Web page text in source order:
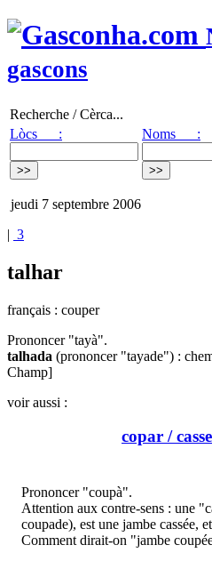
gascons
Recherche / Cèrca...
Lòcs :
Noms :
jeudi 7 septembre 2006
| 3
talhar
français : couper
Prononcer "tayà".
talhada (prononcer "tayade") :
Champ]
voir aussi :
copar /
Prononcer "coupà".
Attention aux contre-sens : une
coupade), est une jambe cassée,
Comment dirait-on "jambe